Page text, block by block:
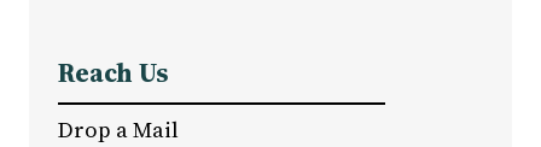
Reach Us
Drop a Mail